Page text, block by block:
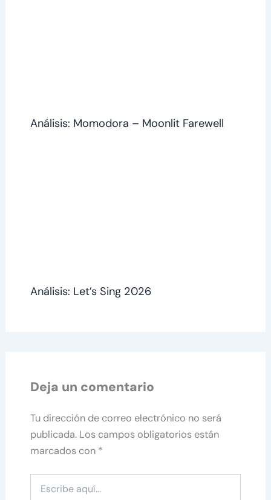
Análisis: Momodora – Moonlit Farewell
Análisis: Let’s Sing 2026
Deja un comentario
Tu dirección de correo electrónico no será
publicada. Los campos obligatorios están
marcados con *
aquí...